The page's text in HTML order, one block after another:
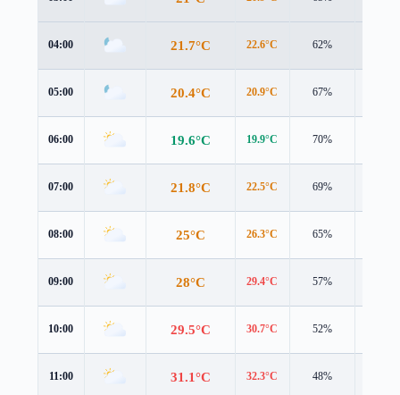
04:00 21.7°C 22.6°C 62%
05:00 20.4°C 20.9°C 67%
06:00 19.6°C 19.9°C 70%
07:00 21.8°C 22.5°C 69%
08:00 25°C 26.3°C 65%
09:00 28°C 29.4°C 57%
10:00 29.5°C 30.7°C 52%
11:00 31.1°C 32.3°C 48%